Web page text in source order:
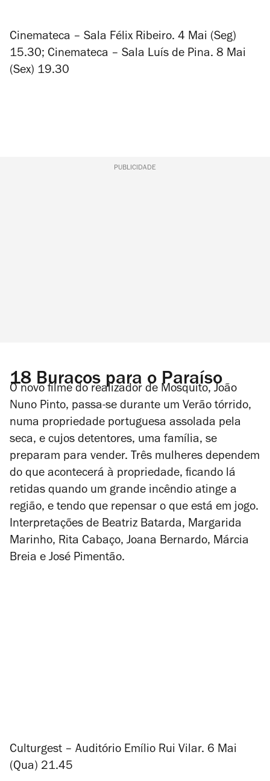
Cinemateca – Sala Félix Ribeiro. 4 Mai (Seg)
15.30; Cinemateca – Sala Luís de Pina. 8 Mai
(Sex) 19.30
PUBLICIDADE
18 Buracos para o Paraíso
O novo filme do realizador de Mosquito, João
Nuno Pinto, passa-se durante um Verão tórrido,
numa propriedade portuguesa assolada pela
seca, e cujos detentores, uma família, se
preparam para vender. Três mulheres dependem
do que acontecerá à propriedade, ficando lá
retidas quando um grande incêndio atinge a
região, e tendo que repensar o que está em jogo.
Interpretações de Beatriz Batarda, Margarida
Marinho, Rita Cabaço, Joana Bernardo, Márcia
Breia e José Pimentão.
Culturgest – Auditório Emílio Rui Vilar. 6 Mai
(Qua) 21.45